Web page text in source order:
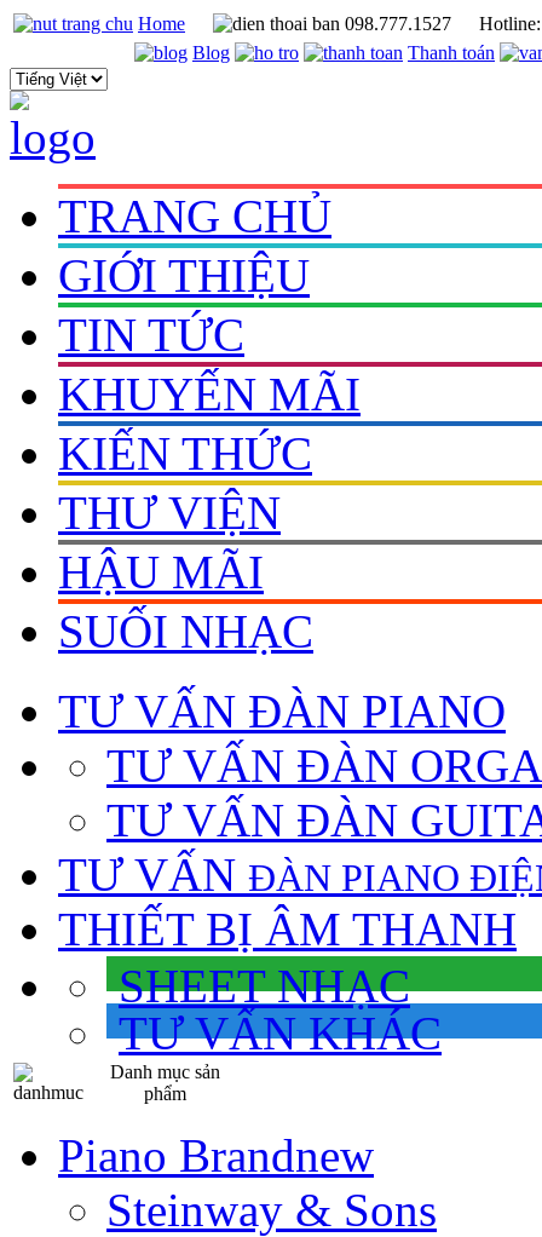
Home 098.777.1527
Blog
Thanh toán
TRANG CHỦ
GIỚI THIỆU
TIN TỨC
KHUYẾN MÃI
KIẾN THỨC
THƯ VIỆN
HẬU MÃI
SUỐI NHẠC
TƯ VẤN ĐÀN PIANO
TƯ VẤN ÐÀN
TƯ VẤN ÐÀN
TƯ VẤN ÐÀN PIANO
THIẾT BỊ ÂM THANH
SHEET NHẠC
TƯ VẤN KHÁC
Danh mục sản
phẩm
Piano Brandnew
Steinway & Sons